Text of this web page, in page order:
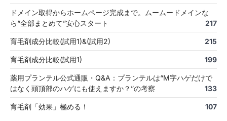
ドメイン取得からホームページ完成まで。ムームードメインな
ら“全部まとめて”安心スタート
217
育毛剤成分比較(試用1)&(試用2) 215
育毛剤成分比較(試用1) 199
薬用プランテル公式通販・Q&A：プランテルは“M字ハゲだけで
はなく頭頂部のハゲにも使えますか？”の考察
133
育毛剤「効果」極める！ 107